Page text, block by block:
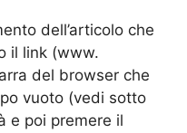
dell’articolo che
il link (www.
del browser che
vuoto (vedi sotto
e poi premere il